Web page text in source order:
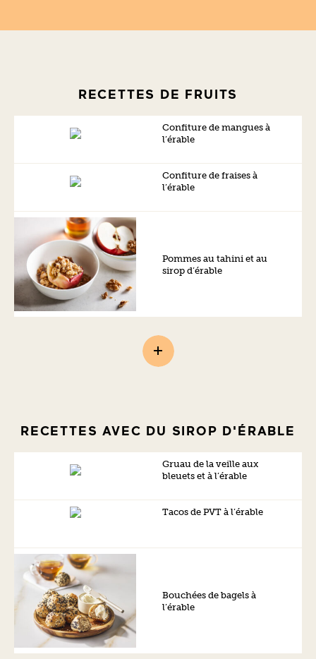
RECETTES DE FRUITS
Confiture de mangues à
l’érable
Confiture de fraises à
l’érable
Pommes au tahini et au
sirop d’érable
RECETTES AVEC DU SIROP D'ÉRABLE
Gruau de la veille aux
bleuets et à l’érable
Tacos de PVT à l’érable
Bouchées de bagels à
l’érable